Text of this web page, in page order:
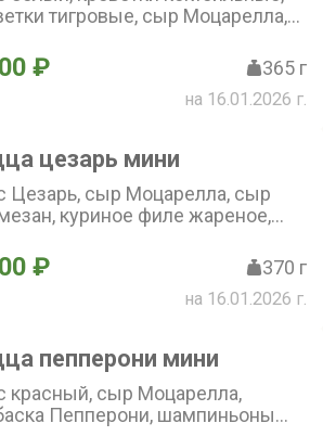
тигровые, сыр Моцарелла,
₽ 365 г
на 16.01.2026 г.
цезарь мини
Цезарь, сыр Моцарелла, сыр
куриное филе жареное,
(25 см)
₽ 370 г
на 16.01.2026 г.
пепперони мини
красный, сыр Моцарелла,
Пепперони, шампиньоны